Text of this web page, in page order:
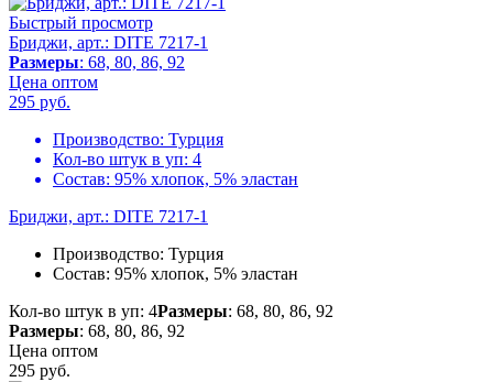
Быстрый просмотр
Бриджи, арт.: DITE 7217-1
Размеры: 68, 80, 86, 92
Цена оптом
295 руб.
Производство: Турция
Кол-во штук в уп: 4
Состав: 95% хлопок, 5% эластан
Бриджи, арт.: DITE 7217-1
Производство: Турция
Состав: 95% хлопок, 5% эластан
Кол-во штук в уп: 4Размеры: 68, 80, 86, 92
Размеры: 68, 80, 86, 92
Цена оптом
295 руб.